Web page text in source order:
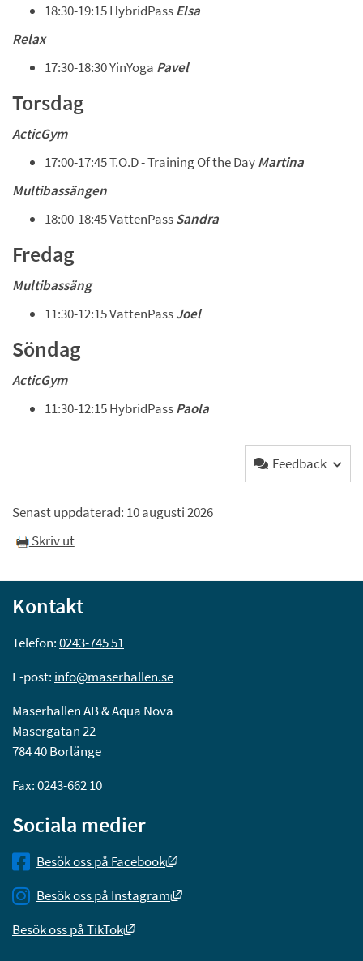
18:30-19:15 HybridPass Elsa
Relax
17:30-18:30 YinYoga Pavel
Torsdag
ActicGym
17:00-17:45 T.O.D - Training Of the Day Martina
Multibassängen
18:00-18:45 VattenPass Sandra
Fredag
Multibassäng
11:30-12:15 VattenPass Joel
Söndag
ActicGym
11:30-12:15 HybridPass Paola
Feedback
Senast uppdaterad: 10 augusti 2026
Skriv ut
Kontakt
Telefon: 0243-745 51
E-post: info@maserhallen.se
Maserhallen AB & Aqua Nova
Masergatan 22
784 40 Borlänge
Fax: 0243-662 10
Sociala medier
Besök oss på Facebook
Länk till annan webbplats,
Besök oss på Instagram
Länk till annan webbplats,
Besök oss på TikTok
Länk till annan webbplats, öppnas i nytt